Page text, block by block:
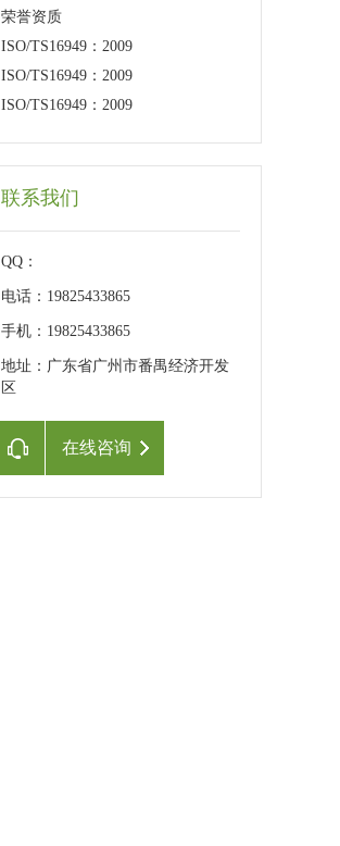
荣誉资质
ISO/TS16949：2009
ISO/TS16949：2009
ISO/TS16949：2009
联系我们
QQ：
电话：19825433865
手机：19825433865
地址：广东省广州市番禺经济开发
区
在线咨询